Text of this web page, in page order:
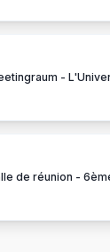
-
de réunion -